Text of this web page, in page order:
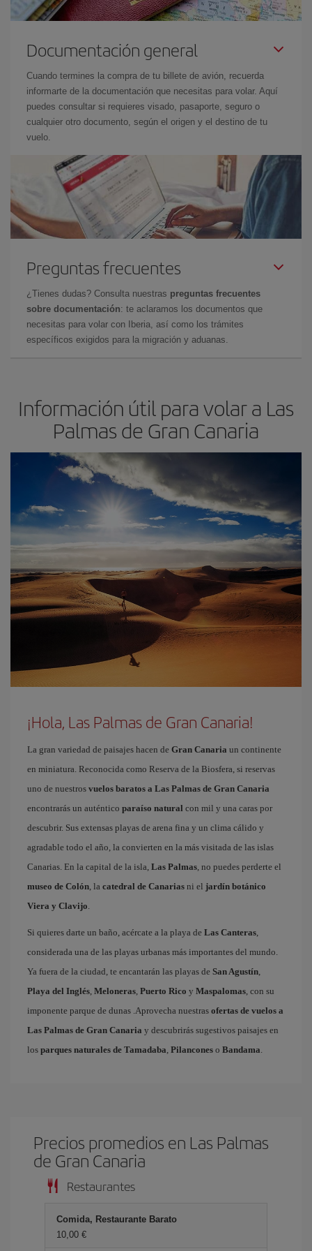
Documentación general
Cuando termines la compra de tu billete de avión, recuerda
informarte de la documentación que necesitas para volar. Aquí
puedes consultar si requieres visado, pasaporte, seguro o
cualquier otro documento, según el origen y el destino de tu
vuelo.
Preguntas frecuentes
¿Tienes dudas? Consulta nuestras preguntas frecuentes
sobre documentación: te aclaramos los documentos que
necesitas para volar con Iberia, así como los trámites
específicos exigidos para la migración y aduanas.
Información útil para volar a Las
Palmas de Gran Canaria
¡Hola, Las Palmas de Gran Canaria!
La gran variedad de paisajes hacen de Gran Canaria un continente
en miniatura. Reconocida como Reserva de la Biosfera, si reservas
uno de nuestros vuelos baratos a Las Palmas de Gran Canaria
encontrarás un auténtico paraíso natural con mil y una caras por
descubrir. Sus extensas playas de arena fina y un clima cálido y
agradable todo el año, la convierten en la más visitada de las islas
Canarias. En la capital de la isla, Las Palmas, no puedes perderte el
museo de Colón, la catedral de Canarias ni el jardín botánico
Viera y Clavijo.
Si quieres darte un baño, acércate a la playa de Las Canteras,
considerada una de las playas urbanas más importantes del mundo.
Ya fuera de la ciudad, te encantarán las playas de San Agustín,
Playa del Inglés, Meloneras, Puerto Rico y Maspalomas, con su
imponente parque de dunas .Aprovecha nuestras ofertas de vuelos a
Las Palmas de Gran Canaria y descubrirás sugestivos paisajes en
los parques naturales de Tamadaba, Pilancones o Bandama.
Precios promedios en Las Palmas
de Gran Canaria
Restaurantes
Comida, Restaurante Barato
10,00 €